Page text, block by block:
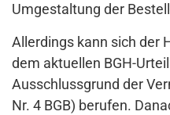
Umgestaltung der
Allerdings kann sich der
dem aktuellen BGH-
Ausschlussgrund der
Nr. 4 BGB) berufen.